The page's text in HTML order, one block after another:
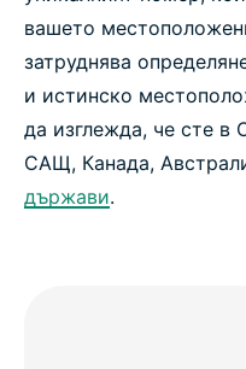
вашето
затруднява
и истинско
да изглежда, че сте в
САЩ, Канада,
държави.